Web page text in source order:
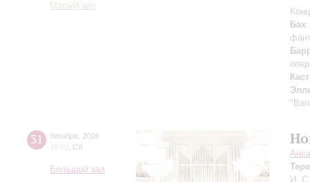
Малый зал
Бах
31 декабря 2016
15:00 Сб
Большой зал
И.